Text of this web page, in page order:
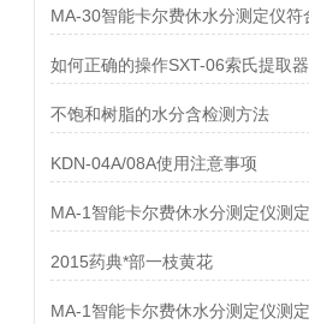
如何正确的操作SXT-06索氏提取器
不饱和树脂的水分含检测方法
KDN-04A/08A使用注意事项
2015药典*部一枝黄花